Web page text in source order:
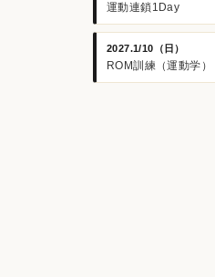
運動連鎖1Day
2027.1/10（日）
ROM訓練（運動学）